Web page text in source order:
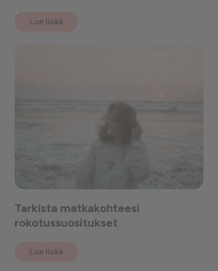
Lue lisää
Tarkista matkakohteesi
rokotussuositukset
Lue lisää